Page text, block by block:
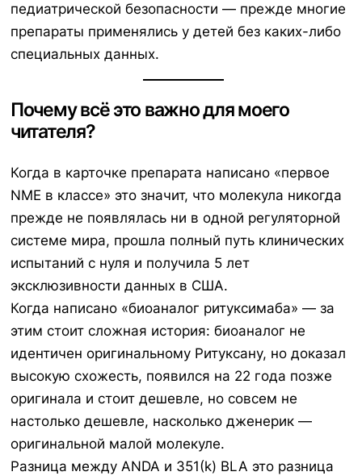
педиатрической безопасности — прежде многие
препараты применялись у детей без каких-либо
специальных данных.
Почему всё это важно для моего
читателя?
Когда в карточке препарата написано «первое
NME в классе» это значит, что молекула никогда
прежде не появлялась ни в одной регуляторной
системе мира, прошла полный путь клинических
испытаний с нуля и получила 5 лет
эксклюзивности данных в США.
Когда написано «биоаналог ритуксимаба» — за
этим стоит сложная история: биоаналог не
идентичен оригинальному Ритуксану, но доказал
высокую схожесть, появился на 22 года позже
оригинала и стоит дешевле, но совсем не
настолько дешевле, насколько дженерик —
оригинальной малой молекуле.
Разница между ANDA и 351(k) BLA это разница